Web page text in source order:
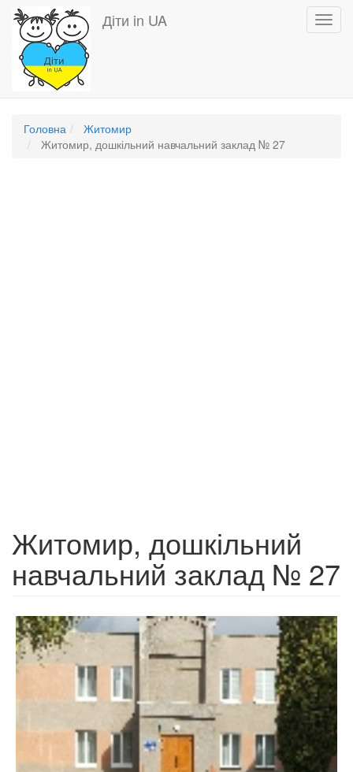
Перейти
основного
вмісту
Діти in UA
Головна
Житомир
Житомир, дошкільний навчальний заклад № 27
Житомир, дошкільний
навчальний заклад № 27